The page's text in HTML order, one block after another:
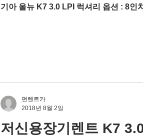
기아 올뉴 K7 3.0 LPI 럭셔리 옵션 : 8인
저신용장기렌트 K7
펀렌트카
2018년 8월 2일